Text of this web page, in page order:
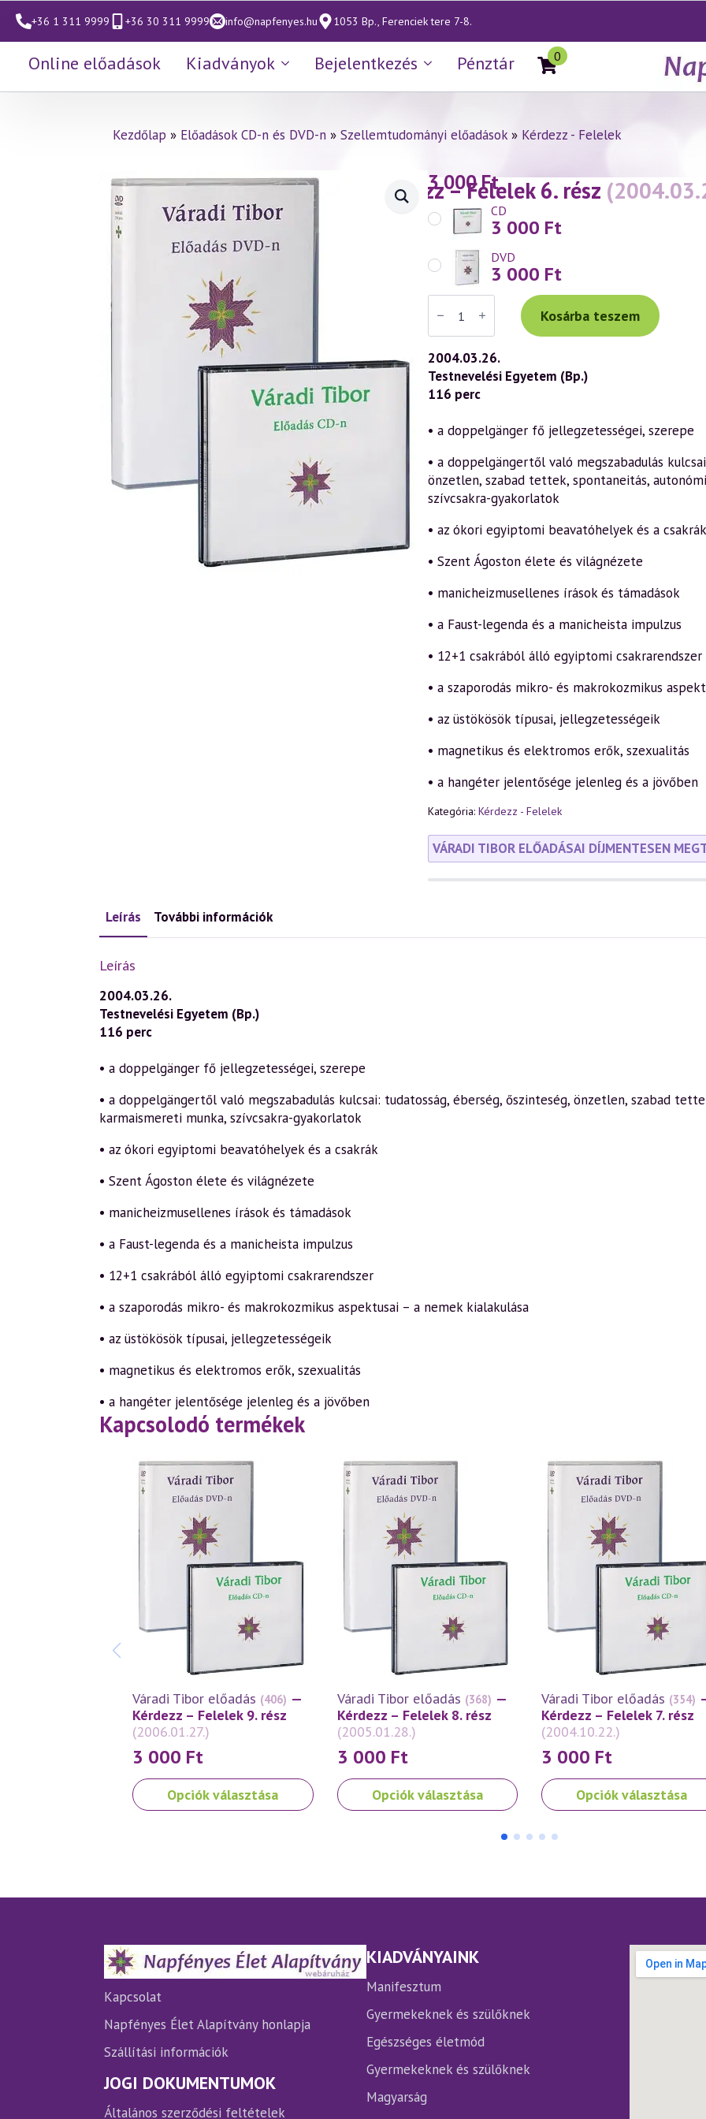
+36 1 311 9999 +36 30 311 9999 info@napfenyes.hu 1053 Bp., Ferenciek tere 7-8.
Online előadások Kiadványok Bejelentkezés Pénztár 0
Kezdőlap » Előadások CD-n és DVD-n » Szellemtudományi előadások» Kérdezz - Felelek
Váradi Tibor előadás (336) — Kérdezz – Felelek 6. rész
3 000Ft
CD
3 000 Ft
DVD
3 000 Ft
Váradi
Tibor
előadás
(336)
—
Kérdezz
–
Felelek
6.
(2004.03.26.)
mennyiség
Kosárba teszem
2004.03.26.
Testnevelési Egyetem (Bp.)
116 perc
• a doppelgänger fő jellegzetességei, szerepe
• a doppelgängertől való megszabadulás
önzetlen, szabad tettek, spontaneitás,
szívcsakra-gyakorlatok
• az ókori egyiptomi beavatóhelyek és a csakrák
• Szent Ágoston élete és világnézete
• manicheizmusellenes írások és támadások
• a Faust-legenda és a manicheista impulzus
• 12+1 csakrából álló egyiptomi csakrarendszer
• a szaporodás mikro- és makrokozmikus
• az üstökösök típusai, jellegzetességeik
• magnetikus és elektromos erők, szexualitás
• a hangéter jelentősége jelenleg és a jövőben
Kategória: Kérdezz - Felelek
VÁRADI TIBOR ELŐADÁSAI DÍJMENTESEN
Leírás További információk
Leírás
2004.03.26.
Testnevelési Egyetem (Bp.)
116 perc
• a doppelgänger fő jellegzetességei, szerepe
• a doppelgängertől való megszabadulás kulcsai: tudatosság, éberség, őszinteség, önzetlen, szabad
karmaismereti munka, szívcsakra-gyakorlatok
• az ókori egyiptomi beavatóhelyek és a csakrák
• Szent Ágoston élete és világnézete
• manicheizmusellenes írások és támadások
• a Faust-legenda és a manicheista impulzus
• 12+1 csakrából álló egyiptomi csakrarendszer
• a szaporodás mikro- és makrokozmikus aspektusai – a nemek kialakulása
• az üstökösök típusai, jellegzetességeik
• magnetikus és elektromos erők, szexualitás
• a hangéter jelentősége jelenleg és a jövőben
Kapcsolodó termékek
Váradi Tibor előadás (406) —
Kérdezz – Felelek 9. rész
(2006.01.27.)
3 000 Ft
Opciók választása
Ennek
a
A
termékoldalon
választhatók
Váradi Tibor előadás (368) —
Kérdezz – Felelek 8. rész
(2005.01.28.)
3 000 Ft
Opciók választása
Ennek
a
A
termékoldalon
választhatók
Váradi Tibor előadás (354)
Kérdezz – Felelek 7. rész
(2004.10.22.)
3 000 Ft
Opciók választása
Ennek
a
több
A
Kapcsolat
Napfényes Élet Alapítvány honlapja
Szállítási információk
JOGI DOKUMENTUMOK
Általános szerződési feltételek
KIADVÁNYAINK
Manifesztum
Gyermekeknek és szülőknek
Egészséges életmód
Gyermekeknek és szülőknek
Magyarság